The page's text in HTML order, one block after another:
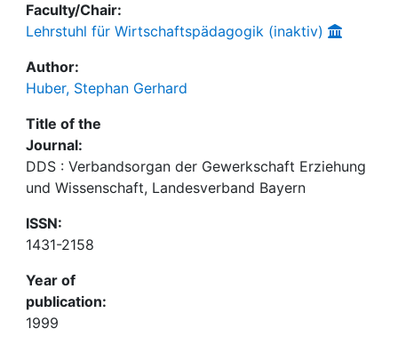
Faculty/Chair:
Lehrstuhl für Wirtschaftspädagogik (inaktiv)
Author:
Huber, Stephan Gerhard
Title of the
Journal:
DDS : Verbandsorgan der Gewerkschaft Erziehung
und Wissenschaft, Landesverband Bayern
ISSN:
1431-2158
Year of
publication:
1999